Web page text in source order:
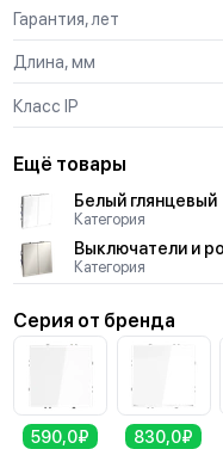
Гарантия, лет
Длина, мм
Класс IP
Ещё товары
Белый глянцевый
Категория
Выключатели и
Категория
Серия от бренда
590,0₽ 830,0₽